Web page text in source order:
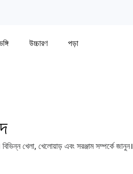
উচ্চারণ পড়া
খেলা, খেলোয়াড় এবং সরঞ্জাম সম্পর্কে জানুন।